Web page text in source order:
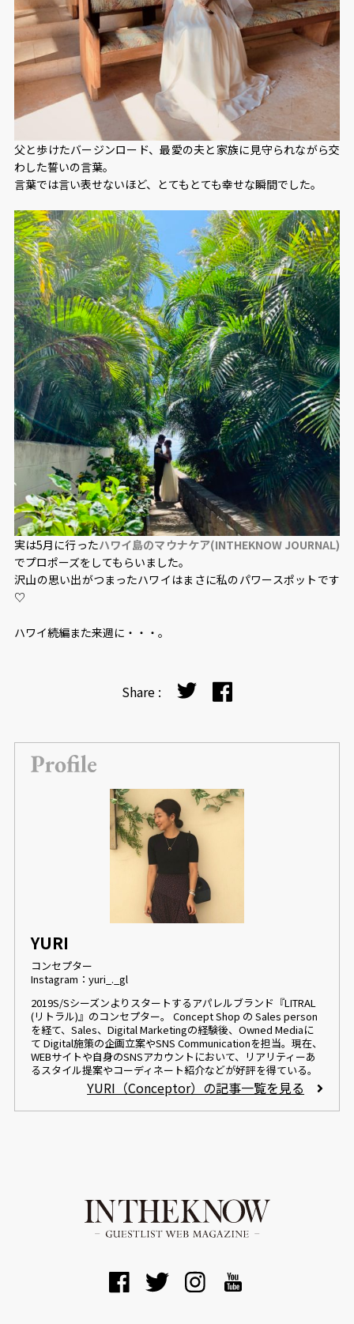
父と歩けたバージンロード、最愛の夫と家族に見守られながら交
わした誓いの言葉。
言葉では言い表せないほど、とてもとても幸せな瞬間でした。
実は5月に行ったハワイ島のマウナケア(INTHEKNOW JOURNAL)
でプロポーズをしてもらいました。
沢山の思い出がつまったハワイはまさに私のパワースポットです
♡
ハワイ続編また来週に・・・。
Share :
YURI
コンセプター
Instagram：yuri_._gl
2019S/Sシーズンよりスタートするアパレルブランド『LITRAL
(リトラル)』のコンセプター。 Concept Shop の Sales person
を経て、Sales、Digital Marketingの経験後、Owned Mediaに
て Digital施策の企画立案やSNS Communicationを担当。現在、
WEBサイトや自身のSNSアカウントにおいて、リアリティーあ
るスタイル提案やコーディネート紹介などが好評を得ている。
YURI（Conceptor）の記事一覧を見る